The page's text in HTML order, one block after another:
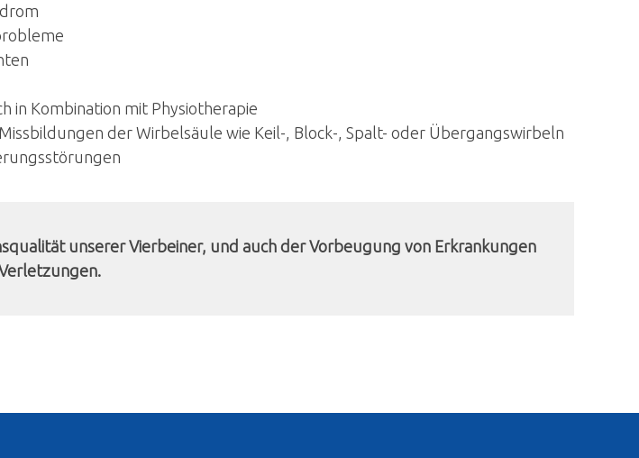
in Kombination mit Physiotherapie
der Wirbelsäule wie Keil-, Block-, Spalt- oder Übergangswirbeln
unserer Vierbeiner, und auch der Vorbeugung von Erkrankungen